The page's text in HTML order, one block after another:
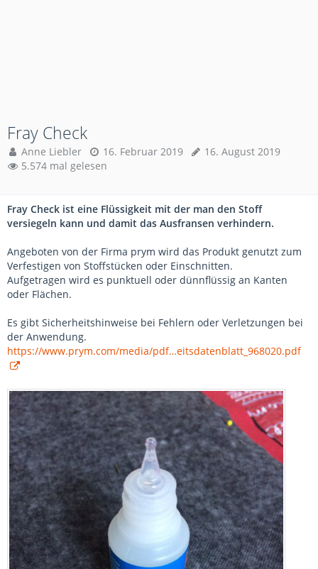
Fray Check
Anne Liebler 16. Februar 2019
16. August 2019
5.574 mal gelesen
Fray Check ist eine Flüssigkeit mit der man den Stoff
versiegeln kann und damit das Ausfransen verhindern.
Angeboten von der Firma prym wird das Produkt genutzt zum
Verfestigen von Stoffstücken oder Einschnitten.
Aufgetragen wird es punktuell oder dünnflüssig an Kanten
oder Flächen.
Es gibt Sicherheitshinweise bei Fehlern oder Verletzungen bei
der Anwendung.
https://www.prym.com/media/pdf…eitsdatenblatt_968020.pdf